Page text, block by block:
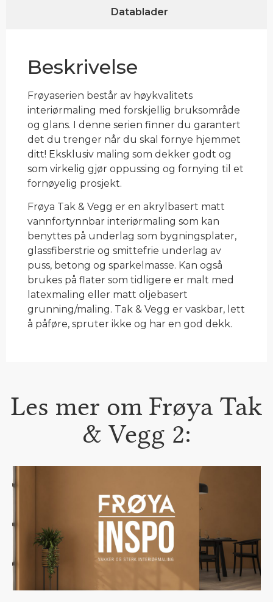
Datablader
Beskrivelse
Frøyaserien består av høykvalitets
interiørmaling med forskjellig bruksområde
og glans. I denne serien finner du garantert
det du trenger når du skal fornye hjemmet
ditt! Eksklusiv maling som dekker godt og
som virkelig gjør oppussing og fornying til et
fornøyelig prosjekt.
Frøya Tak & Vegg er en akrylbasert matt
vannfortynnbar interiørmaling som kan
benyttes på underlag som bygningsplater,
glassfiberstrie og smittefrie underlag av
puss, betong og sparkelmasse. Kan også
brukes på flater som tidligere er malt med
latexmaling eller matt oljebasert
grunning/maling. Tak & Vegg er vaskbar, lett
å påføre, spruter ikke og har en god dekk.
Les mer om Frøya Tak
& Vegg 2: